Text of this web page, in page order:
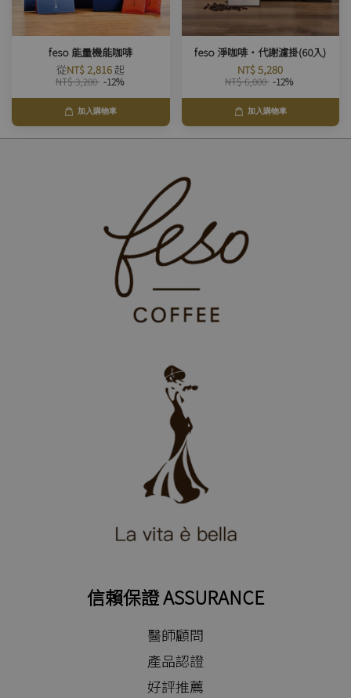
feso 能量機能咖啡
從NT$ 2,816起
NT$ 3,200 -12%
加入購物車
feso 淨咖啡・代謝濾掛(60入)
NT$ 5,280
NT$ 6,000 -12%
加入購物車
信賴保證 ASSURANCE
醫師顧問
產品認證
好評推薦